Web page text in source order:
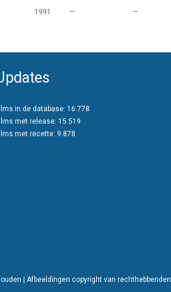
1991 — —
in de database: 16.778
met release: 15.519
met recette: 9.878
| Afbeeldingen copyright van rechthebbenden